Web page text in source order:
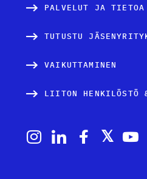
PALVELUT JA
TUTUSTU
VAIKUTTAMINEN
LIITON HENKILÖSTÖ